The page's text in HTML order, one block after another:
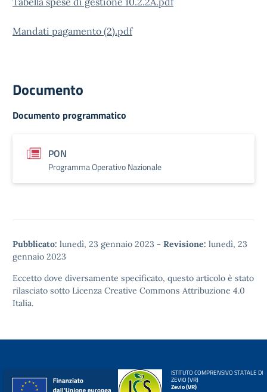
Mandati pagamento (2).pdf
Documento
Documento programmatico
PON
Programma Operativo Nazionale
Pubblicato: lunedì, 23 gennaio 2023 - Revisione: lunedì, 23
gennaio 2023
Eccetto dove diversamente specificato, questo articolo è stato
rilasciato sotto Licenza Creative Commons Attribuzione 4.0
Italia.
ISTITUTO COMPRENSIVO STATALE DI
ZEVIO (VR)
Zevio (VR)